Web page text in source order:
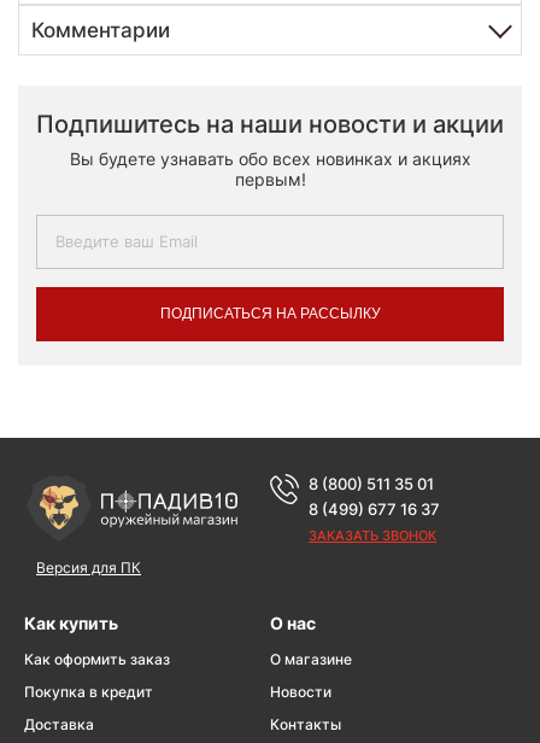
Комментарии
Подпишитесь на наши новости и акции
Вы будете узнавать обо всех новинках и акциях
первым!
ПОДПИСАТЬСЯ НА РАССЫЛКУ
Версия для ПК
8 (800) 511 35 01
8 (499) 677 16 37
ЗАКАЗАТЬ ЗВОНОК
Как купить
Как оформить заказ
Покупка в кредит
Доставка
О нас
О магазине
Новости
Контакты